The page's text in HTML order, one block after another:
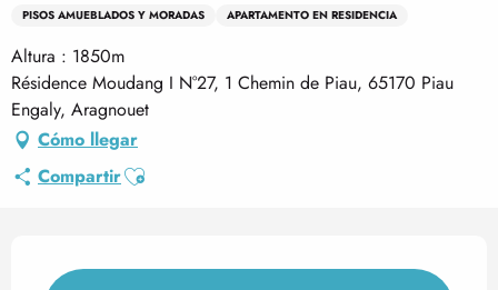
PISOS AMUEBLADOS Y MORADAS APARTAMENTO EN RESIDENCIA
Altura : 1850m
Résidence Moudang I N°27, 1 Chemin de Piau, 65170 Piau
Engaly, Aragnouet
Cómo llegar
CompartirAjouter aux favoris
Horarios y datos de